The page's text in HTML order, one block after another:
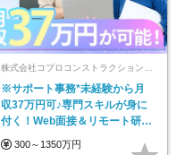
※サポート事務*未経験から月
収37万円可♪専門スキルが身に
付く！Web面接＆リモート研修
も充実♪/a
300～1350万円